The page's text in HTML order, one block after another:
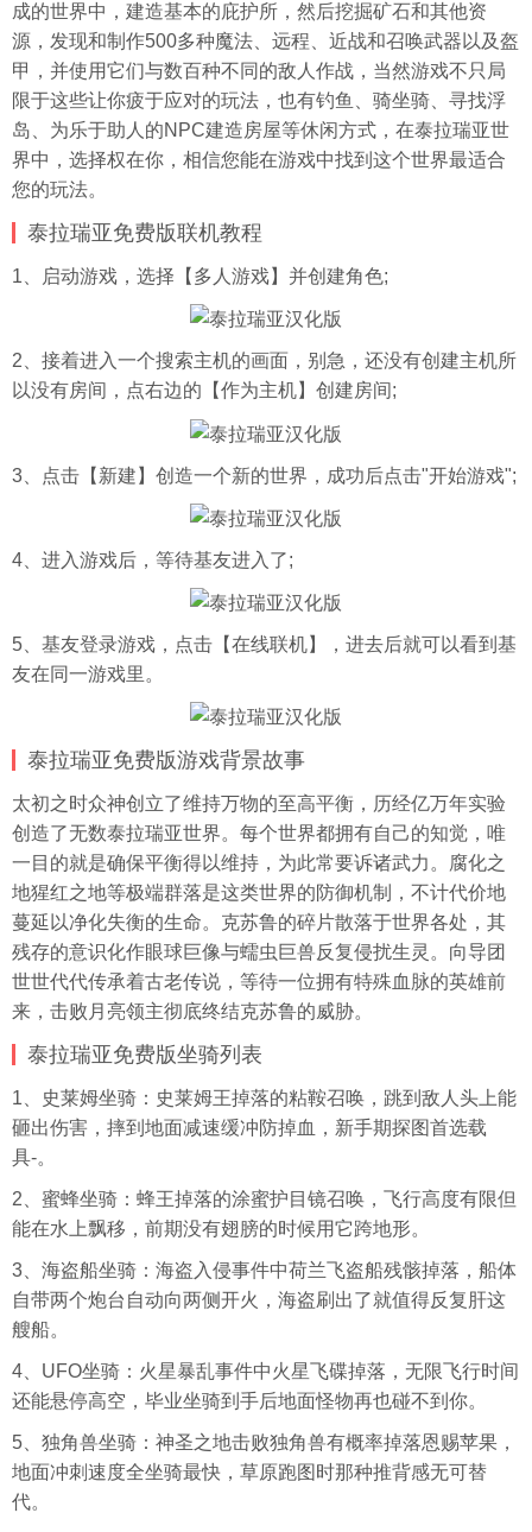
成的世界中，建造基本的庇护所，然后挖掘矿石和其他资
源，发现和制作500多种魔法、远程、近战和召唤武器以及盔
甲，并使用它们与数百种不同的敌人作战，当然游戏不只局
限于这些让你疲于应对的玩法，也有钓鱼、骑坐骑、寻找浮
岛、为乐于助人的NPC建造房屋等休闲方式，在泰拉瑞亚世
界中，选择权在你，相信您能在游戏中找到这个世界最适合
您的玩法。
泰拉瑞亚免费版联机教程
1、启动游戏，选择【多人游戏】并创建角色;
2、接着进入一个搜索主机的画面，别急，还没有创建主机所
以没有房间，点右边的【作为主机】创建房间;
3、点击【新建】创造一个新的世界，成功后点击"开始游戏";
4、进入游戏后，等待基友进入了;
5、基友登录游戏，点击【在线联机】，进去后就可以看到基
友在同一游戏里。
泰拉瑞亚免费版游戏背景故事
太初之时众神创立了维持万物的至高平衡，历经亿万年实验
创造了无数泰拉瑞亚世界。每个世界都拥有自己的知觉，唯
一目的就是确保平衡得以维持，为此常要诉诸武力。腐化之
地猩红之地等极端群落是这类世界的防御机制，不计代价地
蔓延以净化失衡的生命。克苏鲁的碎片散落于世界各处，其
残存的意识化作眼球巨像与蠕虫巨兽反复侵扰生灵。向导团
世世代代传承着古老传说，等待一位拥有特殊血脉的英雄前
来，击败月亮领主彻底终结克苏鲁的威胁。
泰拉瑞亚免费版坐骑列表
1、史莱姆坐骑：史莱姆王掉落的粘鞍召唤，跳到敌人头上能
砸出伤害，摔到地面减速缓冲防掉血，新手期探图首选载
具-。
2、蜜蜂坐骑：蜂王掉落的涂蜜护目镜召唤，飞行高度有限但
能在水上飘移，前期没有翅膀的时候用它跨地形。
3、海盗船坐骑：海盗入侵事件中荷兰飞盗船残骸掉落，船体
自带两个炮台自动向两侧开火，海盗刷出了就值得反复肝这
艘船。
4、UFO坐骑：火星暴乱事件中火星飞碟掉落，无限飞行时间
还能悬停高空，毕业坐骑到手后地面怪物再也碰不到你。
5、独角兽坐骑：神圣之地击败独角兽有概率掉落恩赐苹果，
地面冲刺速度全坐骑最快，草原跑图时那种推背感无可替
代。